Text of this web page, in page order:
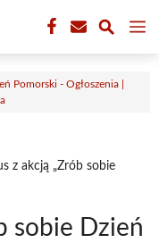
Pomorski - Ogłoszenia |
z akcją „Zrób sobie
sobie Dzień